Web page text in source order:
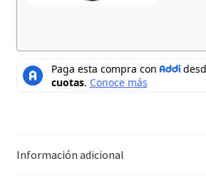
Información adicional